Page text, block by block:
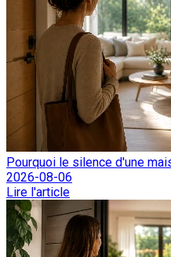
Pourquoi le silence d'une
2026-08-06
Lire l'article